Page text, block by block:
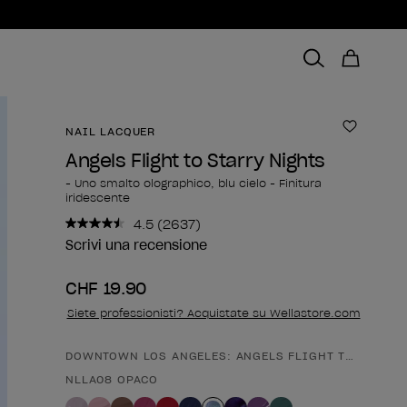
NAIL LACQUER
Angels Flight to Starry Nights
- Uno smalto olographico, blu cielo - Finitura
iridescente
4.5 Leggi
2637
pagina.
(2637)
Scrivi una recensione
CHF 19.90
Siete professionisti? Acquistate su Wellastore.com
Forma del prodotto
DOWNTOWN LOS ANGELES: ANGELS FLIGHT TO
NLLA08 OPACO